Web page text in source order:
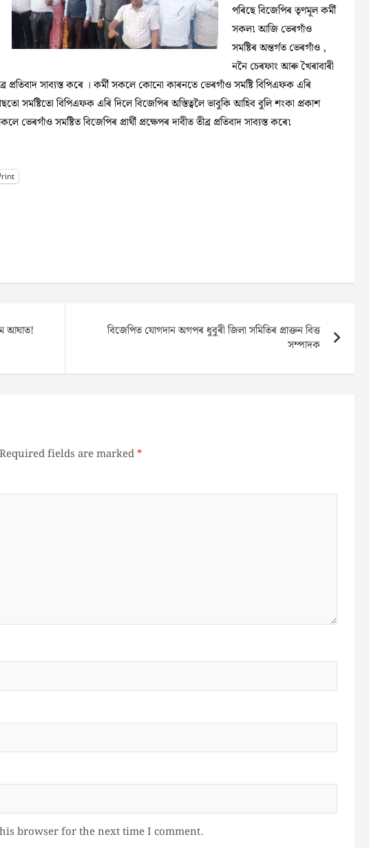
পৰিছে বিজেপিৰ তৃণমূল কৰ্মী
সকল৷ আজি ভেৰগাঁও
সমষ্টিৰ অন্তৰ্গত ভেৰগাঁও ,
ননৈ চেৰফাং আৰু খৈৰাবাৰী
প্ৰতিবাদ সাব্যস্ত কৰে । কৰ্মী সকলে কোনো কাৰনতে ভেৰগাঁও সমষ্টি বিপিএফক এৰি
সমষ্টিতো বিপিএফক এৰি দিলে বিজেপিৰ অস্তিত্বলৈ ভাবুকি আহিব বুলি শংকা প্ৰকাশ
সমষ্টিত বিজেপিৰ প্ৰাৰ্থী প্ৰক্ষেপৰ দাবীত তীব্ৰ প্ৰতিবাদ সাব্যস্ত কৰে৷
আঘাত!
বিজেপিত যোগদান অগপৰ ধুবুৰী জিলা সমিতিৰ প্ৰাক্তন বিত্ত
সম্পাদক
Required fields are marked*
browser for the next time I comment.